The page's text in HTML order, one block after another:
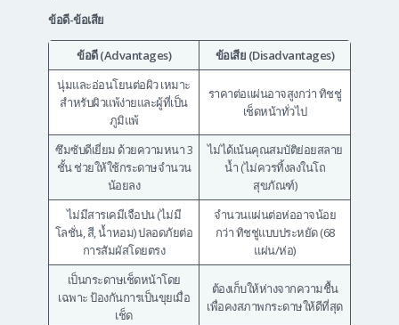
ข้อดี-ข้อเสีย
ข้อดี (Advantages)
ข้อเสีย (Disadvantages)
นุ่มและอ่อนโยนต่อผิว เหมาะ
สำหรับผิวแพ้ง่ายและผู้ที่เป็น
ภูมิแพ้
ราคาต่อแผ่นอาจสูงกว่า ทิชชู่
เช็ดหน้าทั่วไป
ซึมซับดีเยี่ยม ด้วยความหนา 3
ชั้น ช่วยให้ใช้กระดาษจำนวน
น้อยลง
ไม่ได้เน้นคุณสมบัติย่อยสลาย
น้ำ (ไม่ควรทิ้งลงในโถ
สุขภัณฑ์)
ไม่มีสารเคมีเจือปน (ไม่มี
โลชั่น, สี, น้ำหอม) ปลอดภัยต่อ
การสัมผัสโดยตรง
จำนวนแผ่นต่อห่ออาจน้อย
กว่า ทิชชู่แบบประหยัด (68
แผ่น/ห่อ)
เป็นกระดาษเช็ดหน้าโดย
เฉพาะ ป้องกันการเป็นขุยเมื่อ
เช็ด
ต้องเก็บให้ห่างจากความชื้น
เพื่อคงสภาพกระดาษให้ดีที่สุด